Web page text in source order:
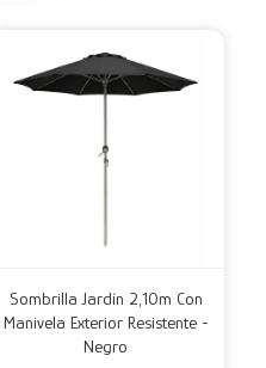
Sombrilla Jardín 2,10m Con
Manivela Exterior Resistente -
Negro